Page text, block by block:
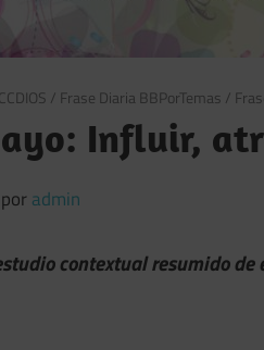
CCDIOS / Frase Diaria BBPorTemas /
Influir,
admin
contextual resumido de